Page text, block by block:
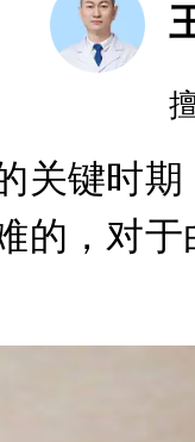
键时期
的，对